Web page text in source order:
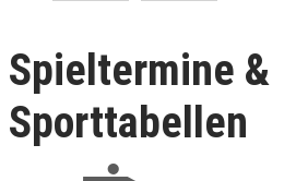
Spieltermine &
Sporttabellen